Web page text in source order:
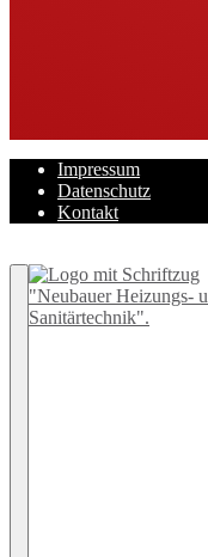
Impressum
Datenschutz
Kontakt